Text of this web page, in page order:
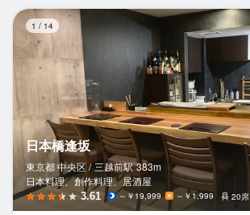
1 / 14
日本橋逢坂
東京都 中央区 / 三越前駅 383m
日本料理、創作料理、居酒屋
3.61 ～￥19,999 ～￥1,999 20席